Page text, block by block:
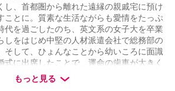
し、首都圏から離れた遠縁の親戚宅に預け
ことに。質素な生活ながらも愛情をたっぷ
代を過ごしたのち、英文系の女子大を卒業
しをはじめ中堅の人材派遣会社で総務部の
そして、ひょんなことから幼いころに面識
式に出席したことで、運命の歯車が大きく
＊＊＊ ドＳで策士な腹黒御曹司×元令嬢
初恋ロマンス ＊＊＊ ◎作中に出てくる企
もっと見る